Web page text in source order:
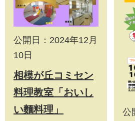
公開日：2024年12月
10日
相模が丘コミセン
料理教室「おいし
い麵料理」
公